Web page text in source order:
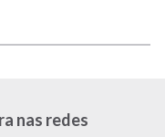
nas redes